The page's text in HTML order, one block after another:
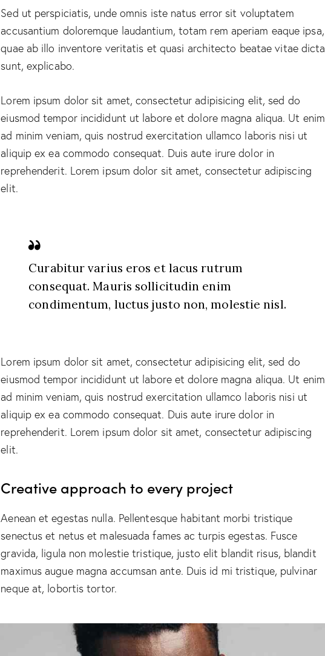
Sed ut perspiciatis, unde omnis iste natus error sit voluptatem
accusantium doloremque laudantium, totam rem aperiam eaque ipsa,
quae ab illo inventore veritatis et quasi architecto beatae vitae dicta
sunt, explicabo.
Lorem ipsum dolor sit amet, consectetur adipisicing elit, sed do
eiusmod tempor incididunt ut labore et dolore magna aliqua. Ut enim
ad minim veniam, quis nostrud exercitation ullamco laboris nisi ut
aliquip ex ea commodo consequat. Duis aute irure dolor in
reprehenderit. Lorem ipsum dolor sit amet, consectetur adipiscing
elit.
Curabitur varius eros et lacus rutrum
consequat. Mauris sollicitudin enim
condimentum, luctus justo non, molestie nisl.
Lorem ipsum dolor sit amet, consectetur adipisicing elit, sed do
eiusmod tempor incididunt ut labore et dolore magna aliqua. Ut enim
ad minim veniam, quis nostrud exercitation ullamco laboris nisi ut
aliquip ex ea commodo consequat. Duis aute irure dolor in
reprehenderit. Lorem ipsum dolor sit amet, consectetur adipiscing
elit.
Creative approach to every project
Aenean et egestas nulla. Pellentesque habitant morbi tristique
senectus et netus et malesuada fames ac turpis egestas. Fusce
gravida, ligula non molestie tristique, justo elit blandit risus, blandit
maximus augue magna accumsan ante. Duis id mi tristique, pulvinar
neque at, lobortis tortor.